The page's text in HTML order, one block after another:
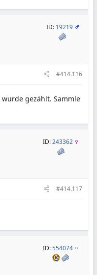
ID: 19219
#414.116
wurde gezählt. Sammle
ID:243362
#414.117
ID:554074